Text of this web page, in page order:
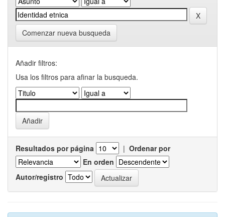
Comenzar nueva busqueda
Añadir filtros:
Usa los filtros para afinar la busqueda.
Resultados por página | Ordenar por
En orden
Autor/registro